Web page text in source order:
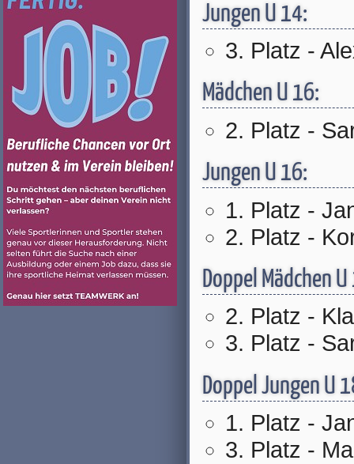
Jungen U 14:
3. Platz -
Mädchen U 16:
2. Platz -
Jungen U 16:
1. Platz -
2. Platz -
Doppel Mädchen
2. Platz -
3. Platz -
Doppel Jungen U
1. Platz -
3. Platz -